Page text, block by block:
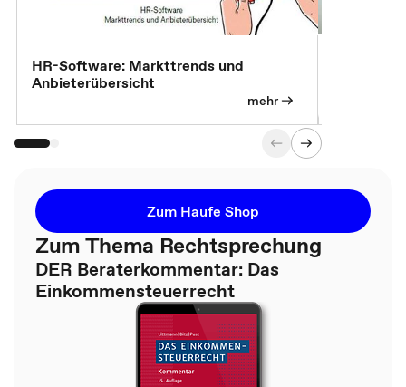
HR-Software: Markttrends und
Anbieterübersicht
mehr
Zum Haufe Shop
Zum Thema Rechtsprechung
DER Beraterkommentar: Das
Einkommensteuerrecht